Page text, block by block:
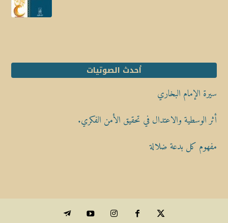
أحدث الصوتيات
سيرة الإمام البخاري
أثر الوسطية والاعتدال في تحقيق الأمن الفكري.
مفهوم كل بدعة ضلالة